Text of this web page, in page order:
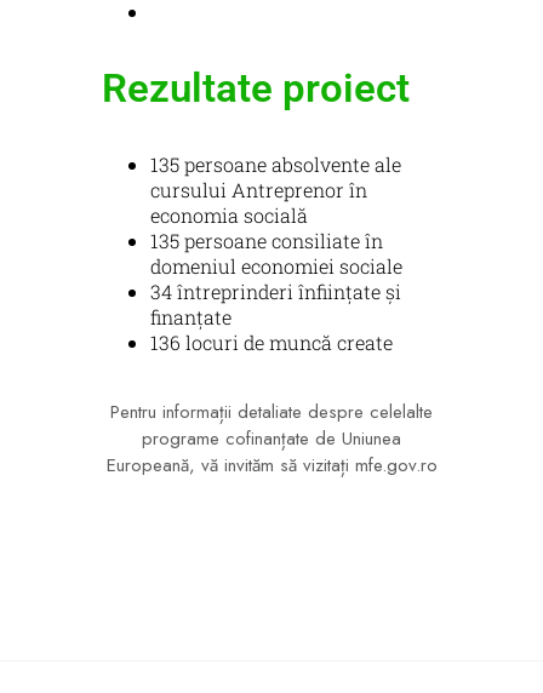
Rezultate proiect
135 persoane absolvente ale
cursului Antreprenor în
economia socială
135 persoane consiliate în
domeniul economiei sociale
34 întreprinderi înființate și
finanțate
136 locuri de muncă create
Pentru informații detaliate despre celelalte
programe cofinanțate de Uniunea
Europeană, vă invităm să vizitați mfe.gov.ro